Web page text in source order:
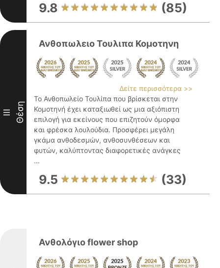
9.8 (85)
III Θέση
Ανθοπωλειο Τουλιπα Κομοτηνη
Δείτε περισσότερα >>
Το Ανθοπωλείο Τουλίπα που βρίσκεται στην
Κομοτηνή έχει καταξιωθεί ως μια αξιόπιστη
επιλογή για εκείνους που επιζητούν όμορφα
και φρέσκα λουλούδια. Προσφέρει μεγάλη
γκάμα ανθοδεσμών, ανθοσυνθέσεων και
φυτών, καλύπτοντας διαφορετικές ανάγκες
...
9.5 (33)
Ανθολόγιο flower shop